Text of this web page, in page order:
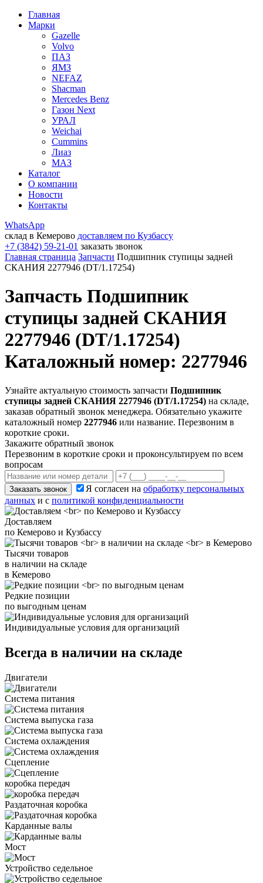
Главная
Марки
Gazelle
Volvo
ПАЗ
ЯМЗ
NEFAZ
Shacman
Mercedes Benz
Газон Next
УРАЛ
Weichai
Cummins
Лиаз
МАЗ
Каталог
О компании
Новости
Контакты
WhatsApp
склад в Кемерово доставляем по Кузбассу
+7 (3842) 59-21-01 заказать звонок
Главная страница Запчасти Подшипник ступицы задней
СКАНИЯ 2277946 (DT/1.17254)
Запчасть Подшипник
ступицы задней СКАНИЯ
2277946 (DT/1.17254)
Каталожный номер: 2277946
Узнайте актуальную стоимость запчасти Подшипник
ступицы задней СКАНИЯ 2277946 (DT/1.17254) на складе,
заказав обратный звонок менеджера. Обязательно укажите
каталожный номер 2277946 или название. Перезвоним в
короткие сроки.
Закажите обратный звонок
Перезвоним в короткие сроки и проконсультируем по всем
вопросам
Заказать звонок Я согласен на обработку персональных
данных и с политикой конфиденциальности
Доставляем
по Кемерово и Кузбассу
Тысячи товаров
в наличии на складе
в Кемерово
Редкие позиции
по выгодным ценам
Индивидуальные условия для организаций
Всегда в наличии на складе
Двигатели
Система питания
Система выпуска газа
Система охлаждения
Сцепление
коробка передач
Раздаточная коробка
Карданные валы
Мост
Устройство седельное